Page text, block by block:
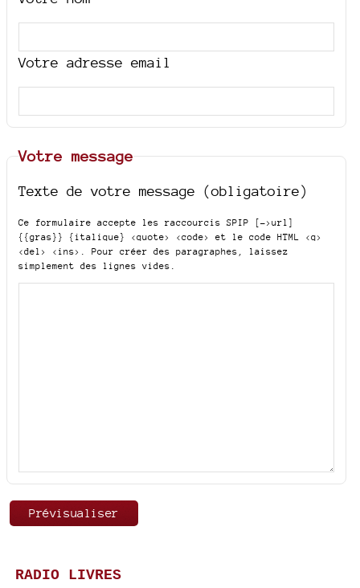
Votre adresse email
Votre message
Texte de votre message (obligatoire)
Ce formulaire accepte les raccourcis SPIP
[->url]
{{gras}} {italique} <quote> <code>
et le code HTML <q>
<del> <ins>
. Pour créer des paragraphes, laissez
simplement des lignes vides.
RADIO LIVRES